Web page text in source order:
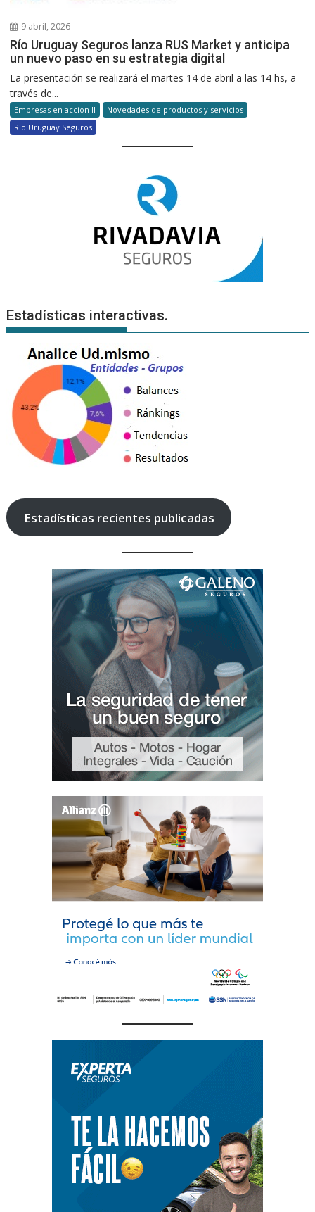
9 abril, 2026
Río Uruguay Seguros lanza RUS Market y anticipa
un nuevo paso en su estrategia digital
La presentación se realizará el martes 14 de abril a las 14 hs, a
través de...
Empresas en accion II
Novedades de productos y servicios
Río Uruguay Seguros
Estadísticas interactivas.
Estadísticas recientes publicadas